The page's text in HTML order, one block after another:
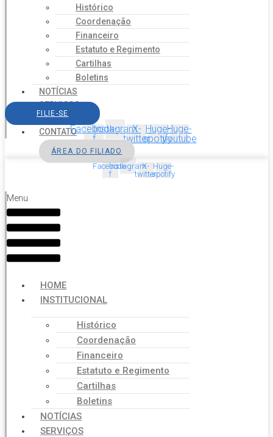
Histórico
Coordenação
Financeiro
Estatuto e Regimento
Cartilhas
Boletins
NOTÍCIAS
SERVIÇOS
AGENDA
CONTATO
FILIE-SE
Facebook-
f
InstagramX-
twitter
Huge-
spotify
Huge-
youtube
ÁREA DO FILIADO
Facebook-
f
InstagramX-
twitter
Huge-
spotify
Menu
HOME
INSTITUCIONAL
Histórico
Coordenação
Financeiro
Estatuto e Regimento
Cartilhas
Boletins
NOTÍCIAS
SERVIÇOS